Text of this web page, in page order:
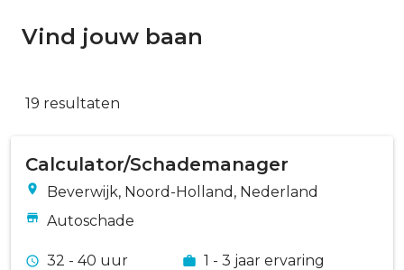
Vind jouw baan
19 resultaten
Calculator/Schademanager
Beverwijk, Noord-Holland, Nederland
Autoschade
32 - 40 uur 1 - 3 jaar ervaring